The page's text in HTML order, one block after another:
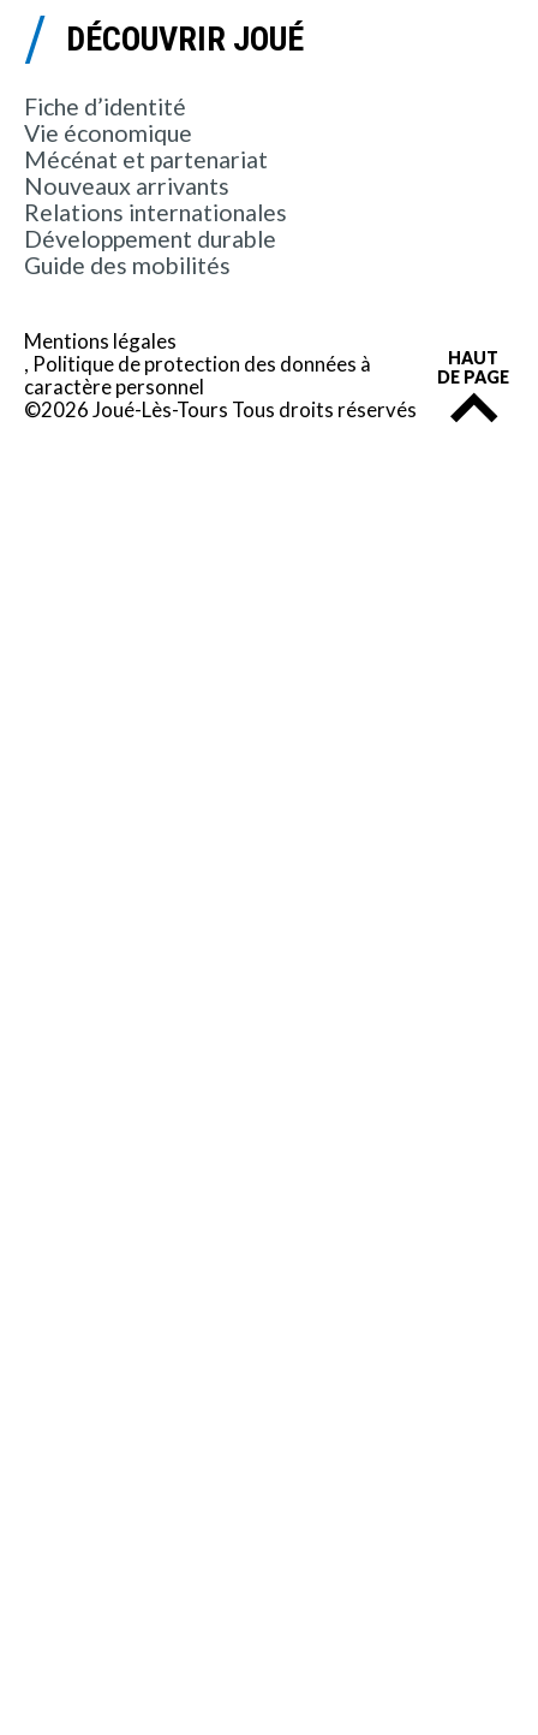
DÉCOUVRIR JOUÉ
Fiche d’identité
Vie économique
Mécénat et partenariat
Nouveaux arrivants
Relations internationales
Développement durable
Guide des mobilités
Mentions légales
Politique de protection des données à
caractère personnel
©2026 Joué-Lès-Tours Tous droits réservés
HAUT
DE PAGE